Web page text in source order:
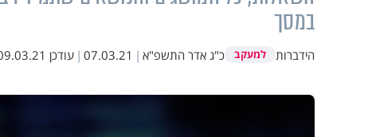
במסך
הידברות למעקב כ"ג אדר התשפ"א |
07.03.21
| עודכן 11:42